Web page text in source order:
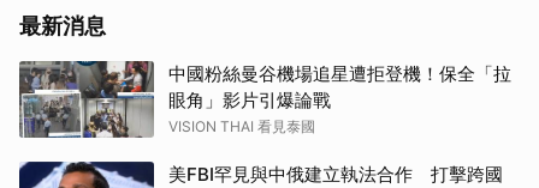
最新消息
中國粉絲曼谷機場追星遭拒登機！保全「拉
眼角」影片引爆論戰
VISION THAI 看見泰國
美FBI罕見與中俄建立執法合作 打擊跨國